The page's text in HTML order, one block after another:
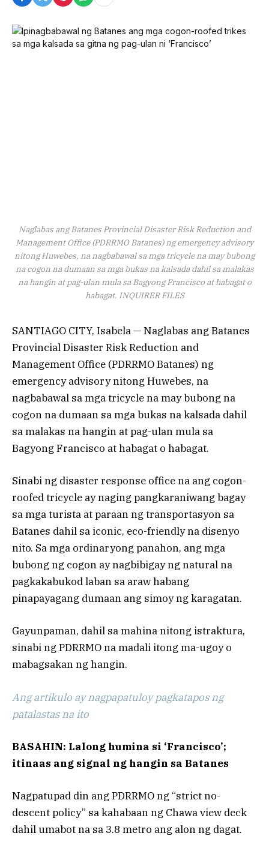
Naglabas ang Batanes Provincial Disaster Risk Reduction and
Management Office (PDRRMO Batanes) ng emergency advisory
nitong Huwebes, na nagbabawal sa mga tricycle na may bubong
na cogon na dumaan sa mga bukas na kalsada dahil sa malakas
na hangin at pag-ulan mula sa Bagyong Francisco at habagat o
habagat. INQUIRER FILES
SANTIAGO CITY, Isabela — Naglabas ang Batanes
Provincial Disaster Risk Reduction and
Management Office (PDRRMO Batanes) ng
emergency advisory nitong Huwebes, na
nagbabawal sa mga tricycle na may bubong na
cogon na dumaan sa mga bukas na kalsada dahil
sa malakas na hangin at pag-ulan mula sa
Bagyong Francisco at habagat o habagat.
Sinabi ng disaster response office na ang cogon-
roofed tricycle ay naging pangkaraniwang bagay
sa mga turista at paraan ng transportasyon sa
Batanes dahil sa iconic, eco-friendly na disenyo
nito. Sa mga ordinaryong panahon, ang mga
bubong ng cogon ay nagbibigay ng natural na
pagkakabukod laban sa araw habang
pinapayagang dumaan ang simoy ng karagatan.
Gayunpaman, dahil sa mahina nitong istraktura,
sinabi ng PDRRMO na madali itong ma-ugoy o
mabagsakan ng hangin.
Ang artikulo ay nagpapatuloy pagkatapos ng
patalastas na ito
BASAHIN: Lalong humina si ‘Francisco’;
itinaas ang signal ng hangin sa Batanes
Nagpatupad din ang PDRRMO ng “strict no-
descent policy” sa kahabaan ng Chawa view deck
dahil umabot na sa 3.8 metro ang alon ng dagat.